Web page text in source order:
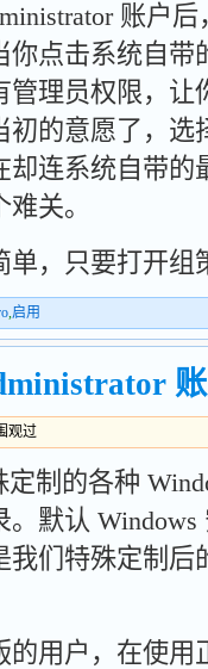
账户
点击系统自带
理员权限，让
初的意愿了，选
连系统自带的
关。
，只要打开组
,启用
观过
制的各种
默认
我们特殊定制后
用户，在使用